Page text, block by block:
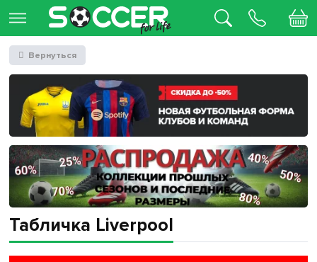
Табличка Liverpool
Вернуться